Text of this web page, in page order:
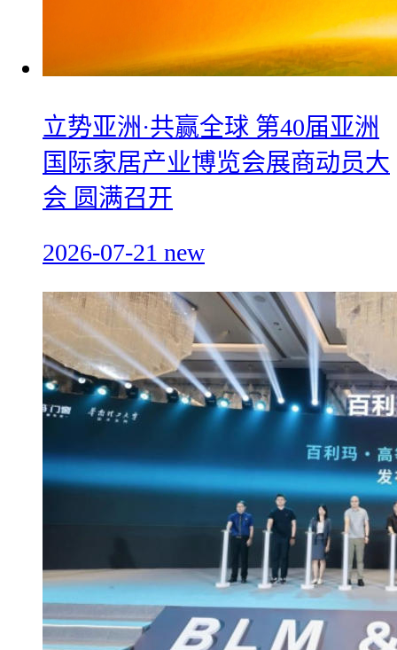
立势亚洲·共赢全球 第40届亚洲
国际家居产业博览会展商动员大
会 圆满召开
2026-07-21 new